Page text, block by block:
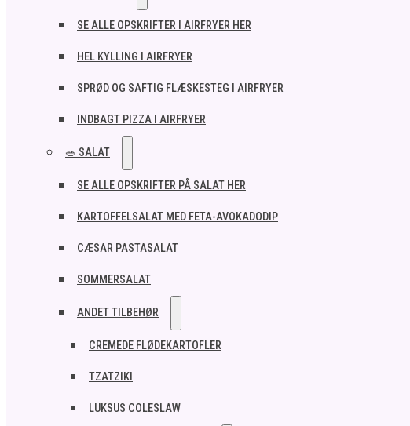
SE ALLE OPSKRIFTER I AIRFRYER HER
HEL KYLLING I AIRFRYER
SPRØD OG SAFTIG FLÆSKESTEG I AIRFRYER
INDBAGT PIZZA I AIRFRYER
🥗 SALAT
SE ALLE OPSKRIFTER PÅ SALAT HER
KARTOFFELSALAT MED FETA-AVOKADODIP
CÆSAR PASTASALAT
SOMMERSALAT
ANDET TILBEHØR
CREMEDE FLØDEKARTOFLER
TZATZIKI
LUKSUS COLESLAW